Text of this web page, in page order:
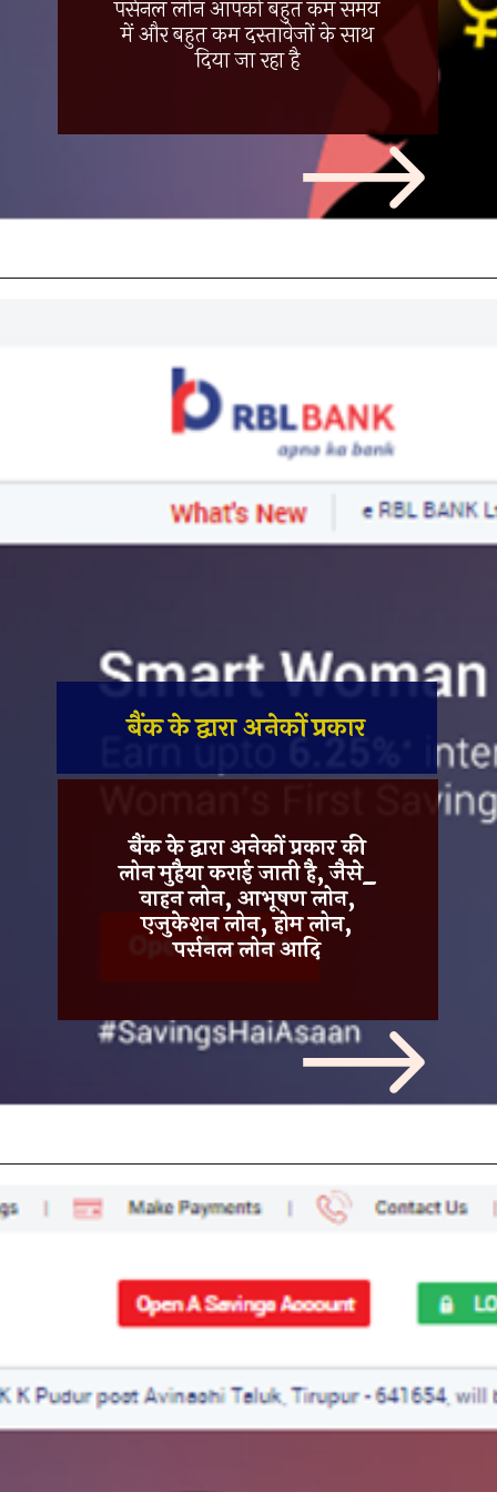
पर्सनल लोन आपको बहुत कम समय
में और बहुत कम दस्तावेजों के साथ
बैंक के द्वारा अनेकों प्रकार
बैंक के द्वारा अनेकों प्रकार की
लोन मुहैया कराई जाती है, जैसे_
वाहन लोन, आभूषण लोन,
एजुकेशन लोन, होम लोन,
पर्सनल लोन आदि